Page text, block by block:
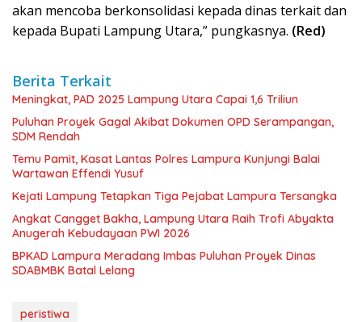
akan mencoba berkonsolidasi kepada dinas terkait dan
kepada Bupati Lampung Utara,” pungkasnya. (Red)
Berita Terkait
Meningkat, PAD 2025 Lampung Utara Capai 1,6 Triliun
Puluhan Proyek Gagal Akibat Dokumen OPD Serampangan,
SDM Rendah
Temu Pamit, Kasat Lantas Polres Lampura Kunjungi Balai
Wartawan Effendi Yusuf
Kejati Lampung Tetapkan Tiga Pejabat Lampura Tersangka
Angkat Cangget Bakha, Lampung Utara Raih Trofi Abyakta
Anugerah Kebudayaan PWI 2026
BPKAD Lampura Meradang Imbas Puluhan Proyek Dinas
SDABMBK Batal Lelang
peristiwa